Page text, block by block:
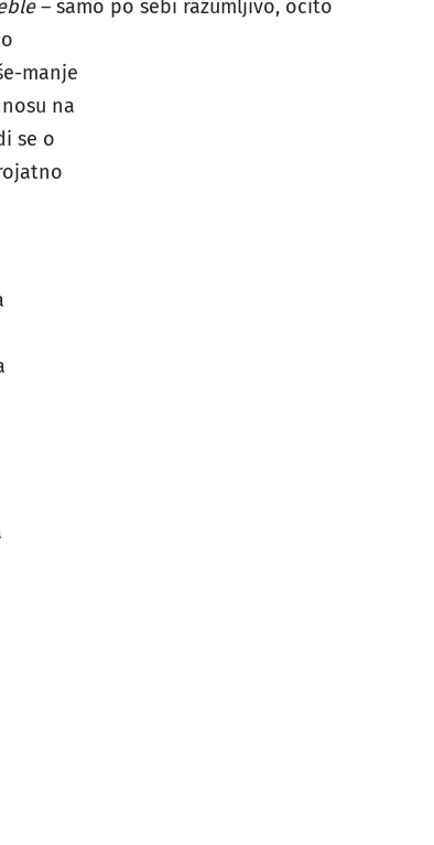
– samo po sebi razumljivo, očito
manje
na
se o